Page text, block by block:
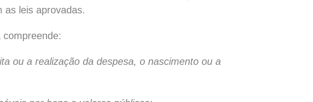
as leis aprovadas.
ou a realização da despesa, o nascimento ou a